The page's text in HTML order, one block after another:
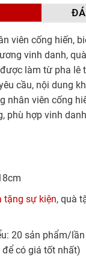
viên cống hiến,
vinh danh,
làm từ pha lê
cầu, nội dung
nhân viên cống
phù hợp vinh
tặng sự kiện, quà
20 sản phẩm/
có giá tốt nhất)